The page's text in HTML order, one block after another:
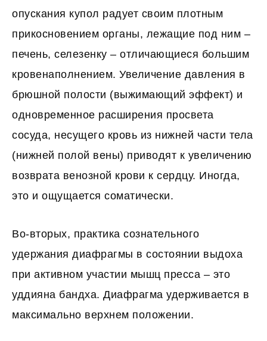
опускания купол радует своим плотным
прикосновением органы, лежащие под ним –
печень, селезенку – отличающиеся большим
кровенаполнением. Увеличение давления в
брюшной полости (выжимающий эффект) и
одновременное расширения просвета
сосуда, несущего кровь из нижней части тела
(нижней полой вены) приводят к увеличению
возврата венозной крови к сердцу. Иногда,
это и ощущается соматически.
Во-вторых, практика сознательного
удержания диафрагмы в состоянии выдоха
при активном участии мышц пресса – это
уддияна бандха. Диафрагма удерживается в
максимально верхнем положении.